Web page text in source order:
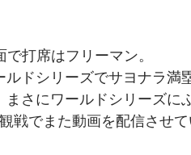
打席はフリーマン。
ドシリーズでサヨナラ満
さにワールドシリーズに
戦でまた動画を配信させ